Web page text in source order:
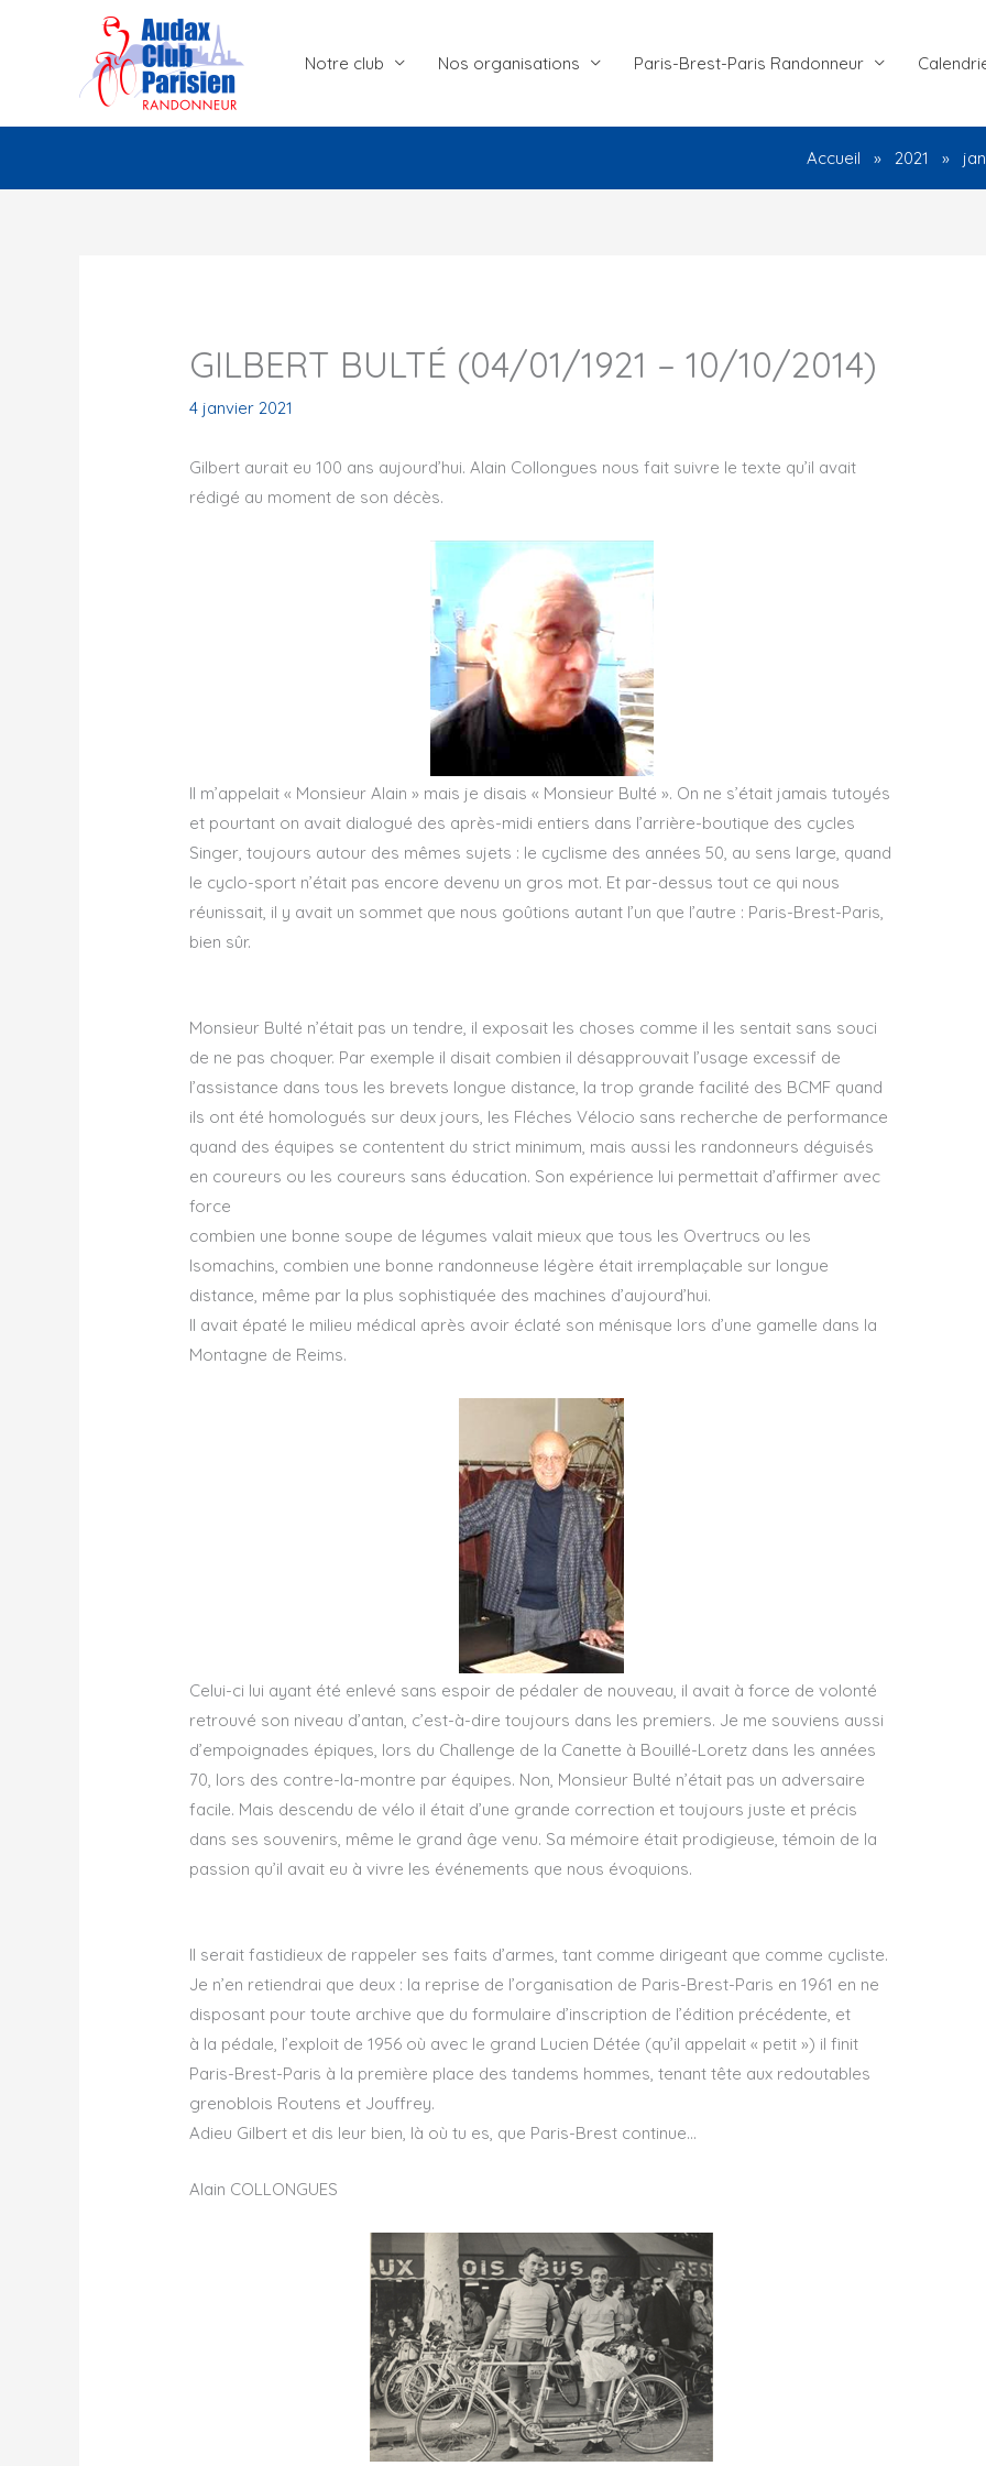
Notre club Nos organisations Paris-Brest-Paris Randonneur
Accueil 2021
GILBERT BULTÉ (04/01/1921 – 10/10/2014)
4 janvier 2021
Gilbert aurait eu 100 ans aujourd’hui. Alain Collongues nous fait suivre le texte qu’il avait
rédigé au moment de son décès.
Il m’appelait « Monsieur Alain » mais je disais « Monsieur Bulté ». On ne s’était jamais tutoyés
et pourtant on avait dialogué des après-midi entiers dans l’arrière-boutique des cycles
Singer, toujours autour des mêmes sujets : le cyclisme des années 50, au sens large, quand
le cyclo-sport n’était pas encore devenu un gros mot. Et par-dessus tout ce qui nous
réunissait, il y avait un sommet que nous goûtions autant l’un que l’autre : Paris-Brest-Paris,
bien sûr.
Monsieur Bulté n’était pas un tendre, il exposait les choses comme il les sentait sans souci
de ne pas choquer. Par exemple il disait combien il désapprouvait l’usage excessif de
l’assistance dans tous les brevets longue distance, la trop grande facilité des BCMF quand
ils ont été homologués sur deux jours, les Fléches Vélocio sans recherche de performance
quand des équipes se contentent du strict minimum, mais aussi les randonneurs déguisés
en coureurs ou les coureurs sans éducation. Son expérience lui permettait d’affirmer avec
force
combien une bonne soupe de légumes valait mieux que tous les Overtrucs ou les
Isomachins, combien une bonne randonneuse légère était irremplaçable sur longue
distance, même par la plus sophistiquée des machines d’aujourd’hui.
Il avait épaté le milieu médical après avoir éclaté son ménisque lors d’une gamelle dans la
Montagne de Reims.
Celui-ci lui ayant été enlevé sans espoir de pédaler de nouveau, il avait à force de volonté
retrouvé son niveau d’antan, c’est-à-dire toujours dans les premiers. Je me souviens aussi
d’empoignades épiques, lors du Challenge de la Canette à Bouillé-Loretz dans les années
70, lors des contre-la-montre par équipes. Non, Monsieur Bulté n’était pas un adversaire
facile. Mais descendu de vélo il était d’une grande correction et toujours juste et précis
dans ses souvenirs, même le grand âge venu. Sa mémoire était prodigieuse, témoin de la
passion qu’il avait eu à vivre les événements que nous évoquions.
Il serait fastidieux de rappeler ses faits d’armes, tant comme dirigeant que comme cycliste.
Je n’en retiendrai que deux : la reprise de l’organisation de Paris-Brest-Paris en 1961 en ne
disposant pour toute archive que du formulaire d’inscription de l’édition précédente, et
à la pédale, l’exploit de 1956 où avec le grand Lucien Détée (qu’il appelait « petit ») il finit
Paris-Brest-Paris à la première place des tandems hommes, tenant tête aux redoutables
grenoblois Routens et Jouffrey.
Adieu Gilbert et dis leur bien, là où tu es, que Paris-Brest continue…
Alain COLLONGUES